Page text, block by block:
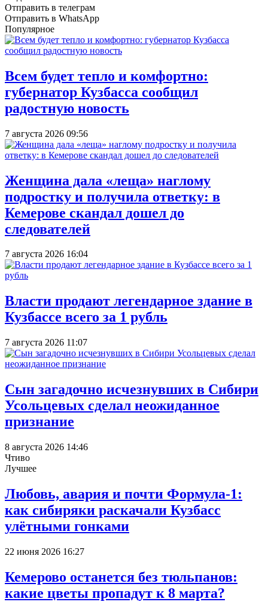
Отправить в телеграм
Отправить в WhatsApp
Популярное
Всем будет тепло и комфортно:
губернатор Кузбасса сообщил
радостную новость
7 августа 2026 09:56
Женщина дала «леща» наглому
подростку и получила ответку: в
Кемерове скандал дошел до
следователей
7 августа 2026 16:04
Власти продают легендарное здание в
Кузбассе всего за 1 рубль
7 августа 2026 11:07
Сын загадочно исчезнувших в Сибири
Усольцевых сделал неожиданное
признание
8 августа 2026 14:46
Чтиво
Лучшее
Любовь, авария и почти Формула-1:
как сибиряки раскачали Кузбасс
улётными гонками
22 июня 2026 16:27
Кемерово останется без тюльпанов:
какие цветы пропадут к 8 марта?